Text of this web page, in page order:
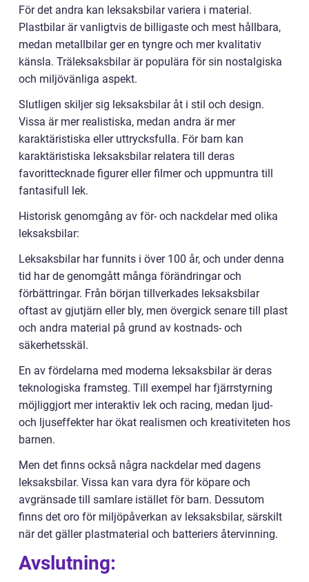
För det andra kan leksaksbilar variera i material.
Plastbilar är vanligtvis de billigaste och mest hållbara,
medan metallbilar ger en tyngre och mer kvalitativ
känsla. Träleksaksbilar är populära för sin nostalgiska
och miljövänliga aspekt.
Slutligen skiljer sig leksaksbilar åt i stil och design.
Vissa är mer realistiska, medan andra är mer
karaktäristiska eller uttrycksfulla. För barn kan
karaktäristiska leksaksbilar relatera till deras
favorittecknade figurer eller filmer och uppmuntra till
fantasifull lek.
Historisk genomgång av för- och nackdelar med olika
leksaksbilar:
Leksaksbilar har funnits i över 100 år, och under denna
tid har de genomgått många förändringar och
förbättringar. Från början tillverkades leksaksbilar
oftast av gjutjärn eller bly, men övergick senare till plast
och andra material på grund av kostnads- och
säkerhetsskäl.
En av fördelarna med moderna leksaksbilar är deras
teknologiska framsteg. Till exempel har fjärrstyrning
möjliggjort mer interaktiv lek och racing, medan ljud-
och ljuseffekter har ökat realismen och kreativiteten hos
barnen.
Men det finns också några nackdelar med dagens
leksaksbilar. Vissa kan vara dyra för köpare och
avgränsade till samlare istället för barn. Dessutom
finns det oro för miljöpåverkan av leksaksbilar, särskilt
när det gäller plastmaterial och batteriers återvinning.
Avslutning: